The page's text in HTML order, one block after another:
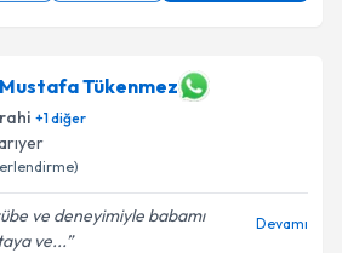
Tükenmez
+1diğer
ve deneyimiyle babamı
ve...
Devamı